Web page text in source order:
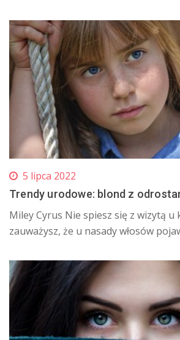
5 lipca 2022
Trendy urodowe: blond z
Miley Cyrus Nie spiesz się z wizytą u
zauważysz, że u nasady włosów